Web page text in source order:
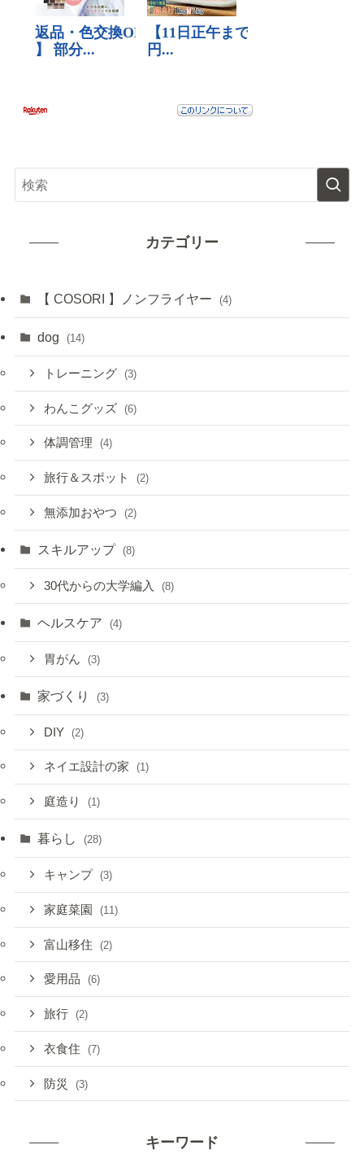
カテゴリー
【 COSORI 】ノンフライヤー (4)
dog (14)
トレーニング (3)
わんこグッズ (6)
体調管理 (4)
旅行＆スポット (2)
無添加おやつ (2)
スキルアップ (8)
30代からの大学編入 (8)
ヘルスケア (4)
胃がん (3)
家づくり (3)
DIY (2)
ネイエ設計の家 (1)
庭造り (1)
暮らし (28)
キャンプ (3)
家庭菜園 (11)
富山移住 (2)
愛用品 (6)
旅行 (2)
衣食住 (7)
防災 (3)
キーワード